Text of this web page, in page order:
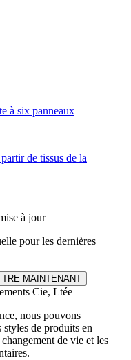
à six panneaux
de tissus de la
à jour
pour les dernières
MAINTENANT
nous pouvons
de produits en
de vie et les